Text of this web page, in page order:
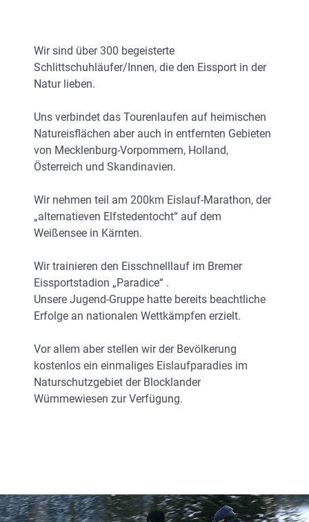
Wir sind über 300 begeisterte
Schlittschuhläufer/Innen, die den Eissport in der
Natur lieben.
Uns verbindet das Tourenlaufen auf heimischen
Natureisflächen aber auch in entfernten Gebieten
von Mecklenburg-Vorpommern, Holland,
Österreich und Skandinavien.
Wir nehmen teil am 200km Eislauf-Marathon, der
„alternatieven Elfstedentocht“ auf dem
Weißensee in Kärnten.
Wir trainieren den Eisschnelllauf im Bremer
Eissportstadion „Paradice“ .
Unsere Jugend-Gruppe hatte bereits beachtliche
Erfolge an nationalen Wettkämpfen erzielt.
Vor allem aber stellen wir der Bevölkerung
kostenlos ein einmaliges Eislaufparadies im
Naturschutzgebiet der Blocklander
Wümmewiesen zur Verfügung.